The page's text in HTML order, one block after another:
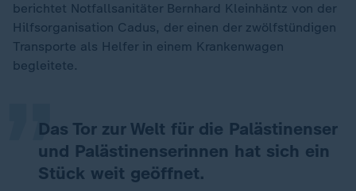
berichtet Notfallsanitäter Bernhard Kleinhäntz von der
Hilfsorganisation Cadus, der einen der zwölfstündigen
Transporte als Helfer in einem Krankenwagen
begleitete.
Das Tor zur Welt für die Palästinenser
und Palästinenserinnen hat sich ein
Stück weit geöffnet.
„